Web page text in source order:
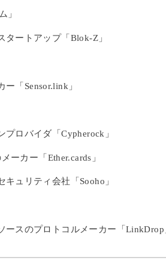
」
ートアップ「Blok-Z」
ー「Sensor.link」
ロバイダ「Cypherock」
ーカー「Ether.cards」
ュリティ会社「Sooho」
スのプロトコルメーカー「LinkDrop